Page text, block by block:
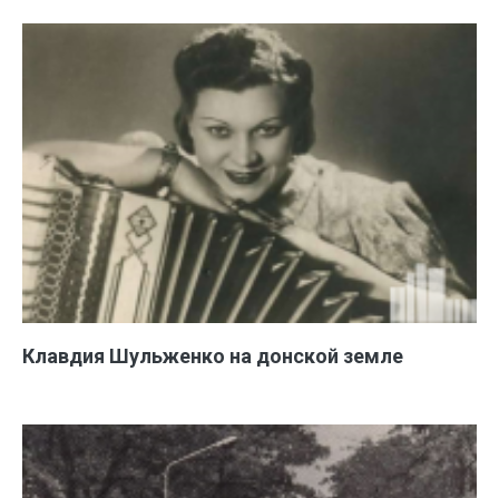
Клавдия Шульженко на донской земле